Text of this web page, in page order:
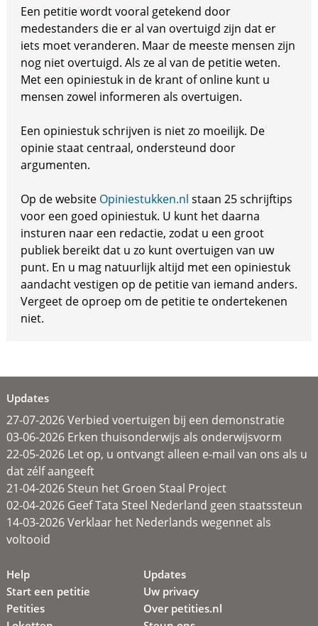
Een petitie wordt vooral getekend door
medestanders die er al van overtuigd zijn dat er
iets moet veranderen. Maar de meeste mensen zijn
nog niet overtuigd. Als ze al van de petitie weten.
Met een opiniestuk in de krant of online kunt u
mensen zowel informeren als overtuigen.
Een opiniestuk schrijven is niet zo moeilijk. De
opinie staat centraal, ondersteund door
argumenten.
Op de website Opiniestukken.nl staan 25 schrijftips
voor een goed opiniestuk. U kunt het daarna
insturen naar een redactie, zodat u een groot
publiek bereikt dat u zo kunt overtuigen van uw
punt. En u mag natuurlijk altijd met een opiniestuk
aandacht vestigen op de petitie van iemand anders.
Vergeet de oproep om de petitie te ondertekenen
niet.
Updates
27-07-2026 Verbied voertuigen bij een demonstratie
03-06-2026 Erken thuisonderwijs als onderwijsvorm
22-05-2026 Let op, u ontvangt alleen e-mail van ons als u
dat zélf aangeeft
21-04-2026 Steun het Groen Staal Project
02-04-2026 Geef Tata Steel Nederland geen staatssteun
14-03-2026 Verklaar het Nederlands wegennet als
voltooid
Help
Start een petitie
Petities
Updates
Uw privacy
Over petities.nl